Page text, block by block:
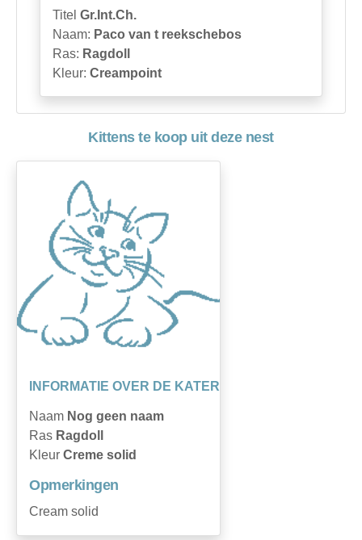
Titel Gr.Int.Ch.
Naam: Paco van t reekschebos
Ras: Ragdoll
Kleur: Creampoint
Kittens te koop uit deze nest
INFORMATIE OVER DE KATER
Naam Nog geen naam
Ras Ragdoll
Kleur Creme solid
Opmerkingen
Cream solid